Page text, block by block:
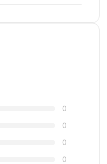
0
0
0
0